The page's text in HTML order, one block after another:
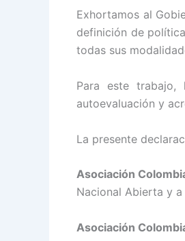
Exhortamos al
definición de
todas sus
Para este trabajo,
autoevaluación y
La presente
Asociación
Nacional Abierta y a
Asociación